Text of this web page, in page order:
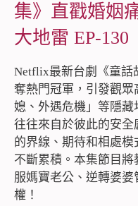
集》直戳婚姻
大地雷 EP-130
Netflix最新台劇《童話
奪熱門冠軍，引發觀
媳、外遇危機」等隱
往往來自於彼此的安
的界線、期待和相處
不斷累積。本集節目將
服媽寶老公、逆轉婆
權！